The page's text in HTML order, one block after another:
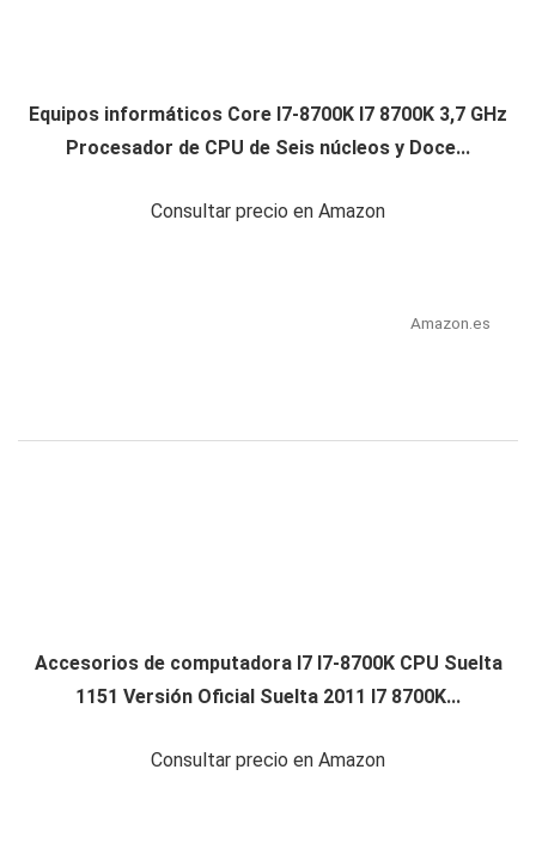
Equipos informáticos Core I7-8700K I7 8700K 3,7 GHz
Procesador de CPU de Seis núcleos y Doce...
Consultar precio en Amazon
Amazon.es
Accesorios de computadora I7 I7-8700K CPU Suelta
1151 Versión Oficial Suelta 2011 I7 8700K...
Consultar precio en Amazon